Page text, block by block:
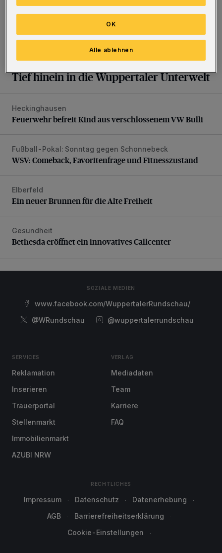
Tief hinein in die Wuppertaler Unterwelt
Feuerwehr befreit Kind aus verschlossenem VW Bulli
Heckinghausen
Feuerwehr befreit Kind aus verschlossenem VW Bulli
WSV: Comeback, Favoritenfrage und Fitnesszustand
Fußball-Pokal: Sonntag gegen Schonnebeck
WSV: Comeback, Favoritenfrage und Fitnesszustand
Ein neuer Brunnen für die Alte Freiheit
Elberfeld
Ein neuer Brunnen für die Alte Freiheit
Bethesda eröffnet ein innovatives Callcenter
Gesundheit
Bethesda eröffnet ein innovatives Callcenter
SOZIALE MEDIEN
www.facebook.com/WuppertalerRundschau/
@WRundschau
@wuppertalerrundschau
SERVICES
Reklamation
Inserieren
Trauerportal
Stellenmarkt
Immobilienmarkt
AZUBI NRW
VERLAG
Mediadaten
Team
Karriere
FAQ
RECHTLICHES
Impressum Datenschutz
Datenerhebung
AGB
Barrierefreiheitserklärung
Cookie-Einstellungen
Alle ablehnen
OK